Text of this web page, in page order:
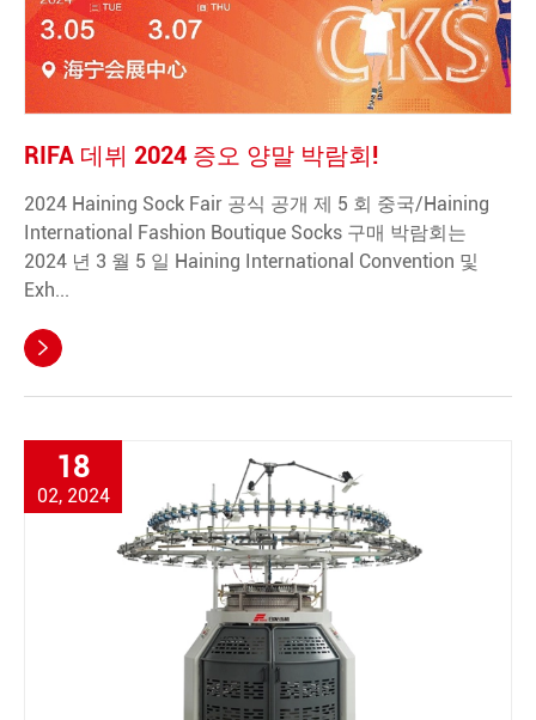
RIFA 데뷔 2024 증오 양말 박람회!
2024 Haining Sock Fair 공식 공개 제 5 회 중국/Haining
International Fashion Boutique Socks 구매 박람회는
2024 년 3 월 5 일 Haining International Convention 및
Exh...

18
02, 2024